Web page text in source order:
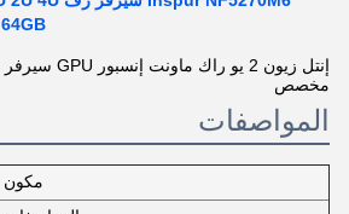
64GB في المخزون ومستخدمة
مخصص
المواصفات
مكون